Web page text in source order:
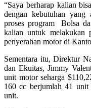
“Saya berharap kalian
dengan kebutuhan
proses program Bolsa
kalian untuk melakukan
penyerahan motor di
Sementara itu, Direktur
dan Ekuitas, Jimmy
unit motor seharga
160 cc berjumlah 41
unit.